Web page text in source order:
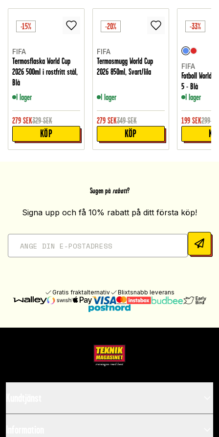
-15%
FIFA
Termosflaska World Cup
2026 500ml i rostfritt stål,
Blå
I lager
279 SEK329 SEK
KÖP
-20%
FIFA
Termosmugg World Cup
2026 850ml, Svart/lila
I lager
279 SEK349 SEK
KÖP
-33%
FIFA
Fotboll World
5 - Blå
I lager
199 SEK299
Sugen på rabatt?
Signa upp och få 10% rabatt på ditt första köp!
Gratis fraktalternativ Blixtsnabb leverans